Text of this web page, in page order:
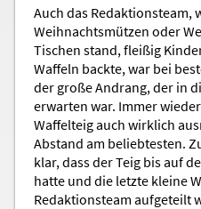
Auch das Redaktionsteam,
Weihnachtsmützen oder
Tischen stand, fleißig
Waffeln backte, war bei
der große Andrang, der in
erwarten war. Immer
Waffelteig auch wirklich
Abstand am beliebtesten.
klar, dass der Teig bis auf
hatte und die letzte kleine
Redaktionsteam aufgeteilt